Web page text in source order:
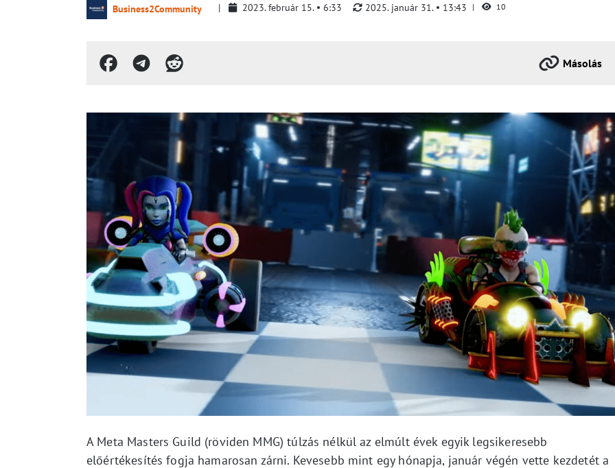
Business2Community 2023. február 15. 6:33 2025. január 31. 13:43 10
Másolás
A Meta Masters Guild (röviden MMG) túlzás nélkül az elmúlt évek egyik legsikeresebb
előértékesítés fogja hamarosan zárni. Kevesebb mint egy hónapja, január végén vette kezdetét a